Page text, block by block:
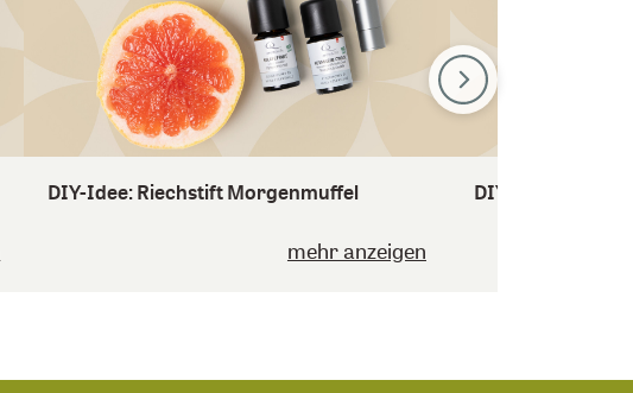
DIY-Idee: Riechstift Morgenmuffel
mehr anzeigen
DIY-Idee: